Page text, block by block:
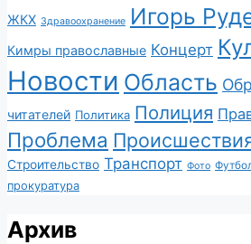
ЖКХ Здравоохранение Игорь
Кимры православные Концерт
Новости Область
читателей Политика Полиция
Проблема
Строительство Транспорт Фото
прокуратура
Архив